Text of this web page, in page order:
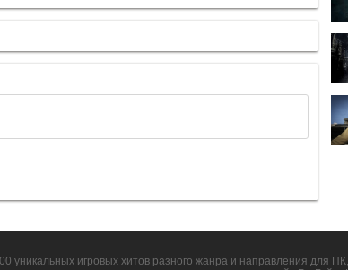
уникальных игровых хитов разного жанра и направления для